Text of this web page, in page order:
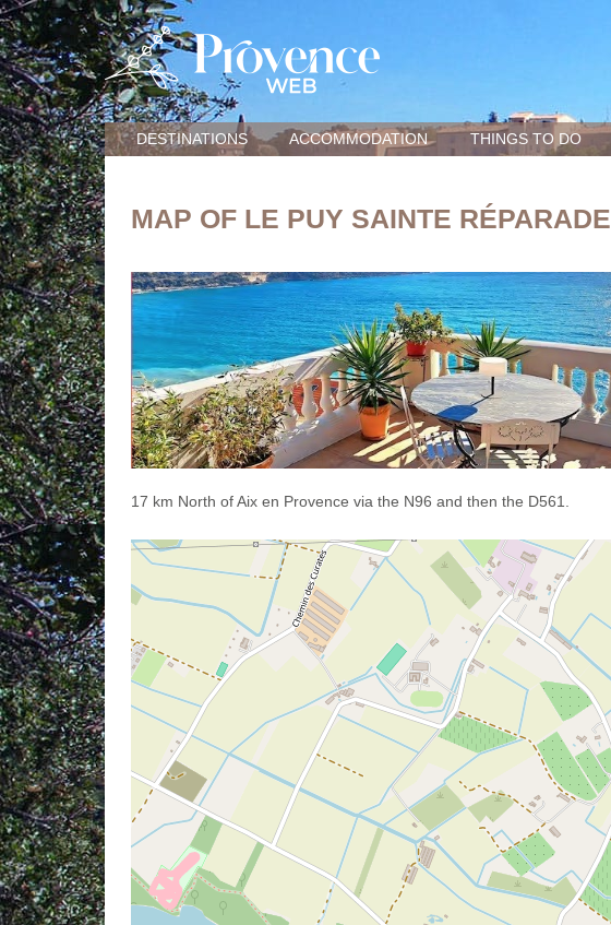
DESTINATIONS ACCOMMODATION THINGS TO DO
MAP OF LE PUY SAINTE RÉPARADE
17 km North of Aix en Provence via the N96 and then the D561.